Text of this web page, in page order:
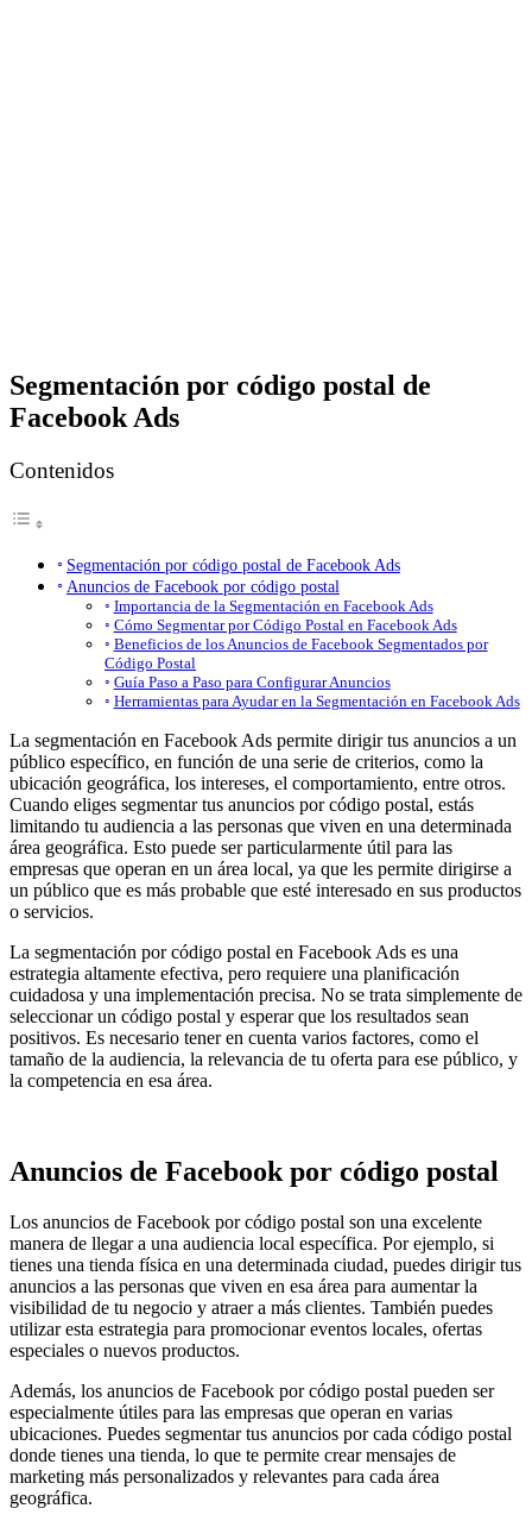
Segmentación por código postal de
Facebook Ads
Contenidos
Segmentación por código postal de Facebook Ads
Anuncios de Facebook por código postal
Importancia de la Segmentación en Facebook Ads
Cómo Segmentar por Código Postal en Facebook Ads
Beneficios de los Anuncios de Facebook Segmentados por
Código Postal
Guía Paso a Paso para Configurar Anuncios
Herramientas para Ayudar en la Segmentación en Facebook Ads
La segmentación en Facebook Ads permite dirigir tus anuncios a un
público específico, en función de una serie de criterios, como la
ubicación geográfica, los intereses, el comportamiento, entre otros.
Cuando eliges segmentar tus anuncios por código postal, estás
limitando tu audiencia a las personas que viven en una determinada
área geográfica. Esto puede ser particularmente útil para las
empresas que operan en un área local, ya que les permite dirigirse a
un público que es más probable que esté interesado en sus productos
o servicios.
La segmentación por código postal en Facebook Ads es una
estrategia altamente efectiva, pero requiere una planificación
cuidadosa y una implementación precisa. No se trata simplemente de
seleccionar un código postal y esperar que los resultados sean
positivos. Es necesario tener en cuenta varios factores, como el
tamaño de la audiencia, la relevancia de tu oferta para ese público, y
la competencia en esa área.
Anuncios de Facebook por código postal
Los anuncios de Facebook por código postal son una excelente
manera de llegar a una audiencia local específica. Por ejemplo, si
tienes una tienda física en una determinada ciudad, puedes dirigir tus
anuncios a las personas que viven en esa área para aumentar la
visibilidad de tu negocio y atraer a más clientes. También puedes
utilizar esta estrategia para promocionar eventos locales, ofertas
especiales o nuevos productos.
Además, los anuncios de Facebook por código postal pueden ser
especialmente útiles para las empresas que operan en varias
ubicaciones. Puedes segmentar tus anuncios por cada código postal
donde tienes una tienda, lo que te permite crear mensajes de
marketing más personalizados y relevantes para cada área
geográfica.